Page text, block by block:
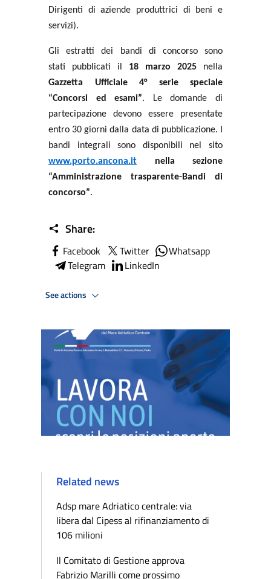
Dirigenti di aziende produttrici di beni e
servizi).
Gli estratti dei bandi di concorso sono
stati pubblicati il 18 marzo 2025 nella
Gazzetta Ufficiale 4° serie speciale
“Concorsi ed esami”. Le domande di
partecipazione devono essere presentate
entro 30 giorni dalla data di pubblicazione. I
bandi integrali sono disponibili nel sito
www.porto.ancona.it nella sezione
“Amministrazione trasparente-Bandi di
concorso”.
Share:
Facebook Twitter
Whatsapp
Telegram
LinkedIn
See actions
Related news
Adsp mare Adriatico centrale: via
libera dal Cipess al rifinanziamento di
106 milioni
Il Comitato di Gestione approva
Fabrizio Marilli come prossimo